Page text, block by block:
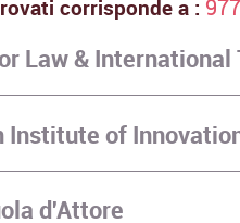
corrisponde a : 977
Law &
Institute of
d'Attore